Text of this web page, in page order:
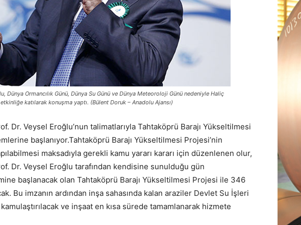
Dünya Ormancılık Günü, Dünya Su Günü ve Dünya Meteoroloji Günü nedeniyle Haliç
katılarak konuşma yaptı. (Bülent Doruk – Anadolu Ajansı)
Dr. Veysel Eroğlu’nun talimatlarıyla Tahtaköprü Barajı Yükseltilmesi
başlanıyor.Tahtaköprü Barajı Yükseltilmesi Projesi’nin
maksadıyla gerekli kamu yararı kararı için düzenlenen olur,
Dr. Veysel Eroğlu tarafından kendisine sunulduğu gün
başlanacak olan Tahtaköprü Barajı Yükseltilmesi Projesi ile 346
Bu imzanın ardından inşa sahasında kalan araziler Devlet Su İşleri
ve inşaat en kısa sürede tamamlanarak hizmete